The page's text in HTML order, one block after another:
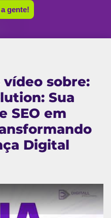
gente!
vídeo sobre:
Sua
SEO em
Digital